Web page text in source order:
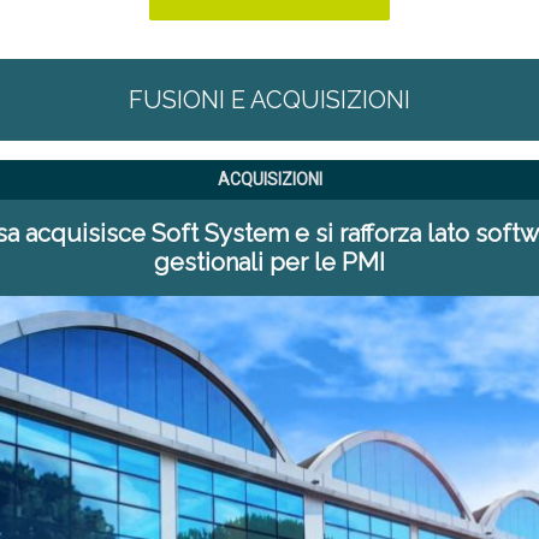
FUSIONI E ACQUISIZIONI
ACQUISIZIONI
acquisisce Soft System e si rafforza lato
gestionali per le PMI